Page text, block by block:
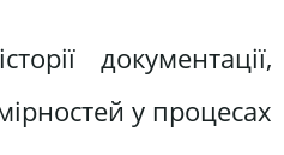
документації,
у процесах